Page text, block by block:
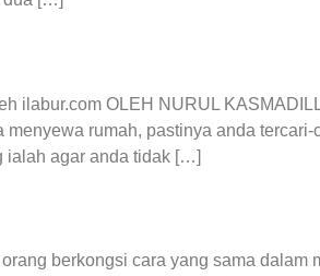
ilabur.com OLEH NURUL
rumah, pastinya anda
ialah agar anda tidak […]
berkongsi cara yang sama